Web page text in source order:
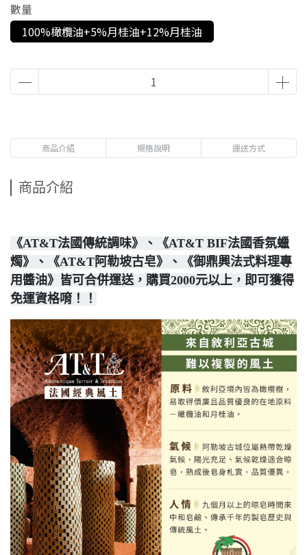
數量
100%橄欖油+5%月桂油+12%月桂油
商品介紹 規格說明 運送方式
商品介紹
《AT&T法國傳統調味》、《AT&T BIF法國香氛蠟
燭》、《AT&T阿勒坡古皂》、《御鼎興法式料理專
用醬油》皆可合併運送，購買2000元以上，即可獲得
免運資格唷！！